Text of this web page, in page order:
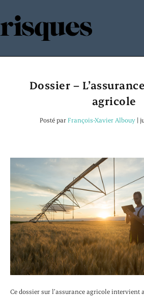
Dossier –
agricole
Posté parFrançois-Xavier Albouy|
Ce dossier sur l’assurance agricole intervient